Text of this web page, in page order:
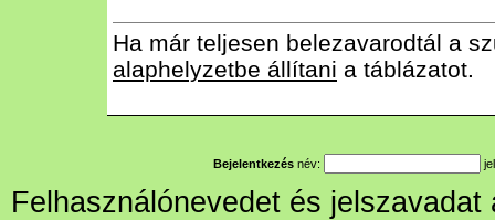
Ha már teljesen belezavarodtál a
alaphelyzetbe állítani a táblázatot.
Bejelentkezés név:
Felhasználónevedet és